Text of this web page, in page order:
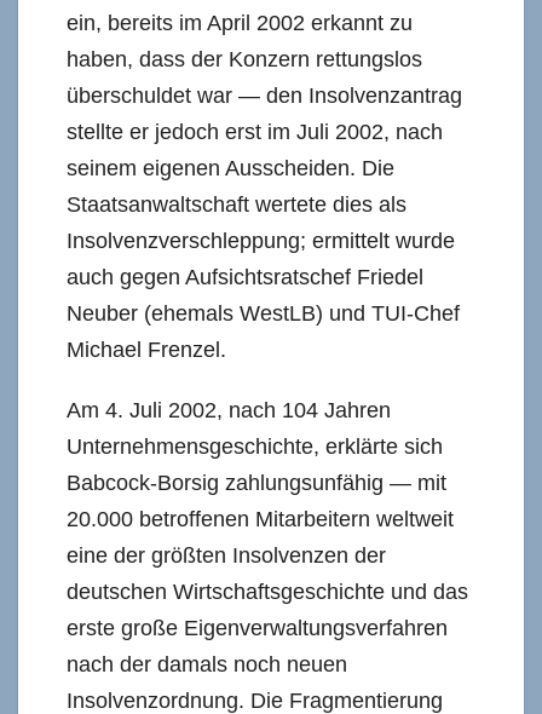
ein, bereits im April 2002 erkannt zu
haben, dass der Konzern rettungslos
überschuldet war — den Insolvenzantrag
stellte er jedoch erst im Juli 2002, nach
seinem eigenen Ausscheiden. Die
Staatsanwaltschaft wertete dies als
Insolvenzverschleppung; ermittelt wurde
auch gegen Aufsichtsratschef Friedel
Neuber (ehemals WestLB) und TUI-Chef
Michael Frenzel.
Am 4. Juli 2002, nach 104 Jahren
Unternehmensgeschichte, erklärte sich
Babcock-Borsig zahlungsunfähig — mit
20.000 betroffenen Mitarbeitern weltweit
eine der größten Insolvenzen der
deutschen Wirtschaftsgeschichte und das
erste große Eigenverwaltungsverfahren
nach der damals noch neuen
Insolvenzordnung. Die Fragmentierung